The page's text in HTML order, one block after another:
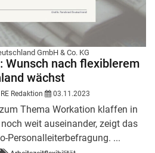
GmbH & Co. KG
Wunsch nach flexiblerem
wächst
RE Redaktion 03.11.2023
Thema Workation klaffen in
weit auseinander, zeigt das
Personalleiterbefragung. ...